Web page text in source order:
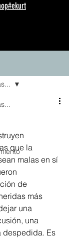
que la
malas en sí
de
más
una
una
despedida. Es